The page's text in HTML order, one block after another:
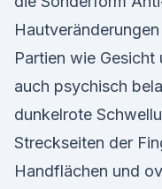
Partien wie
auch psychisch
dunkelrote
Streckseiten der
Handflächen und